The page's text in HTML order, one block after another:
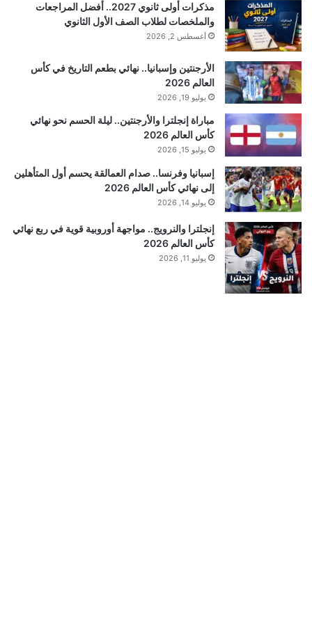
مذكرات أولى ثانوي 2027.. أفضل المراجعات
والملخصات لطلاب الصف الأول الثانوي
أغسطس 2, 2026
الأرجنتين وإسبانيا.. نهائي بطعم التاريخ في كأس
العالم 2026
يوليو 19, 2026
مباراة إنجلترا والأرجنتين.. ليلة الحسم نحو نهائي
كأس العالم 2026
يوليو 15, 2026
إسبانيا وفرنسا.. صدام العمالقة يحسم أول المتأهلين
إلى نهائي كأس العالم 2026
يوليو 14, 2026
إنجلترا والنرويج.. مواجهة أوروبية قوية في ربع نهائي
كأس العالم 2026
يوليو 11, 2026